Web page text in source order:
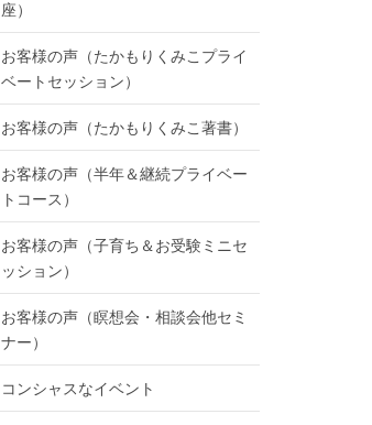
座）
お客様の声（たかもりくみこプライ
ベートセッション）
お客様の声（たかもりくみこ著書）
お客様の声（半年＆継続プライベー
トコース）
お客様の声（子育ち＆お受験ミニセ
ッション）
お客様の声（瞑想会・相談会他セミ
ナー）
コンシャスなイベント